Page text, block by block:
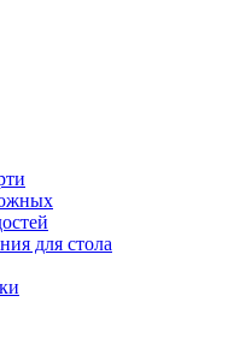
для стола